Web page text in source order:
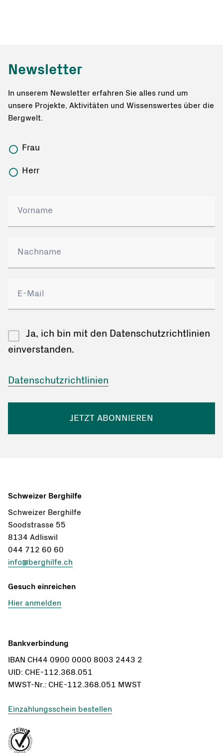
Newsletter
In unserem Newsletter erfahren Sie alles rund um
unsere Projekte, Aktivitäten und Wissenswertes über die
Bergwelt.
Frau
Herr
Ja, ich bin mit den Datenschutzrichtlinien
einverstanden.
Datenschutzrichtlinien
JETZT ABONNIEREN
Schweizer Berghilfe
Schweizer Berghilfe
Soodstrasse 55
8134 Adliswil
044 712 60 60
info@berghilfe.ch
Gesuch einreichen
Hier anmelden
Bankverbindung
IBAN CH44 0900 0000 8003 2443 2
UID: CHE-112.368.051
MWST-Nr.: CHE-112.368.051 MWST
Einzahlungsschein bestellen